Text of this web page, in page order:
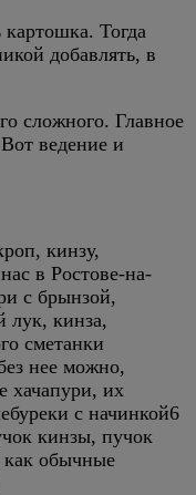
Тогда
добавлять, в
сложного. Главное
ведение и
кинзу,
в Ростове-на-
с брынзой,
лук, кинза,
сметанки
нее можно,
хачапури, их
с начинкой6
кинзы, пучок
обычные